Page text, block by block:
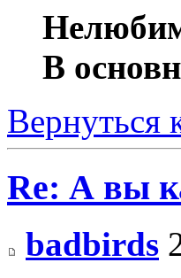
В
Вернуться
Re: А вы
badbirds